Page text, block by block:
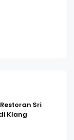
Sri
Klang